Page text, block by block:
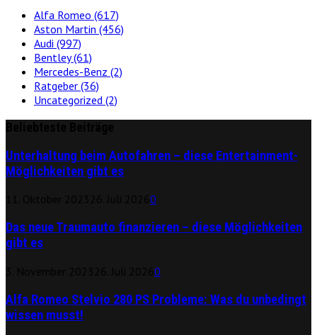
Alfa Romeo (617)
Aston Martin (456)
Audi (997)
Bentley(61)
Mercedes-Benz (2)
Ratgeber (36)
Uncategorized (2)
Unterhaltung beim Autofahren – diese Entertainment-
Möglichkeiten gibt es
0
Das neue Traumauto finanzieren – diese Möglichkeiten
gibt es
0
Alfa Romeo Stelvio 280 PS Probleme: Was du unbedingt
wissen musst!